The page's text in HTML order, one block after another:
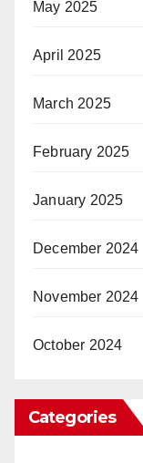
May 2025
April 2025
March 2025
February 2025
January 2025
December 2024
November 2024
October 2024
Categories